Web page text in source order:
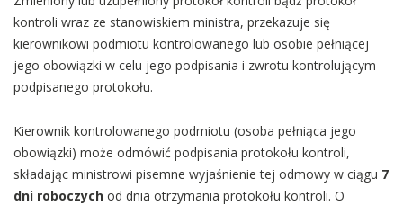
kontroli wraz ze stanowiskiem ministra, przekazuje się
kierownikowi podmiotu kontrolowanego lub osobie pełniącej
jego obowiązki w celu jego podpisania i zwrotu kontrolującym
podpisanego protokołu.
Kierownik kontrolowanego podmiotu (osoba pełniąca jego
obowiązki) może odmówić podpisania protokołu kontroli,
składając ministrowi pisemne wyjaśnienie tej odmowy w ciągu 7
dni roboczych od dnia otrzymania protokołu kontroli. O